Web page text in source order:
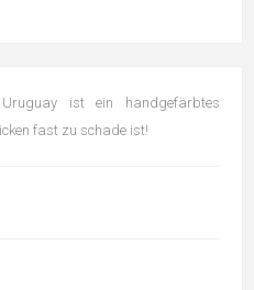
ist ein handgefärbtes
fast zu schade ist!